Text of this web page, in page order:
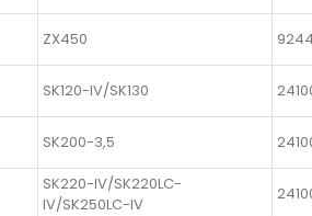
ZX450
SK120-IV/SK130
SK200-3,5
SK220-IV/SK220LC-
IV/SK250LC-IV